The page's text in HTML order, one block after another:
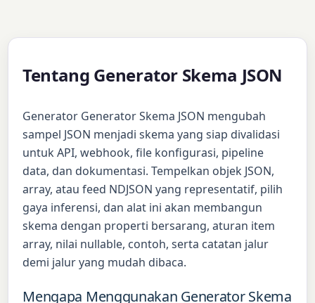
Tentang Generator Skema JSON
Generator Generator Skema JSON mengubah
sampel JSON menjadi skema yang siap divalidasi
untuk API, webhook, file konfigurasi, pipeline
data, dan dokumentasi. Tempelkan objek JSON,
array, atau feed NDJSON yang representatif, pilih
gaya inferensi, dan alat ini akan membangun
skema dengan properti bersarang, aturan item
array, nilai nullable, contoh, serta catatan jalur
demi jalur yang mudah dibaca.
Mengapa Menggunakan Generator Skema